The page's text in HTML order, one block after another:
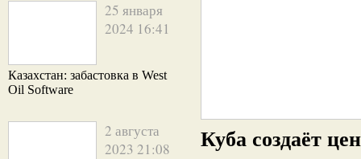
25 января
2024 16:41
Казахстан: забастовка в West
Oil Software
2 августа
2023 21:08
Куба создаёт